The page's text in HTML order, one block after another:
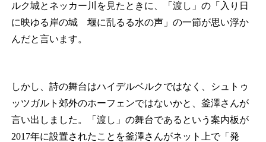
ルク城とネッカー川を見たときに、「渡し」の「入り日
に映ゆる岸の城 堰に乱るる水の声」の一節が思い浮か
んだと言います。
しかし、詩の舞台はハイデルベルクではなく、シュトゥ
ッツガルト郊外のホーフェンではないかと、釜澤さんが
言い出しました。「渡し」の舞台であるという案内板が
2017年に設置されたことを釜澤さんがネット上で「発